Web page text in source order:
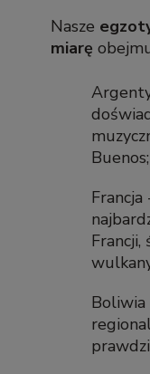
Nasze
miarę
Buenos;
Francji,
Boliwia